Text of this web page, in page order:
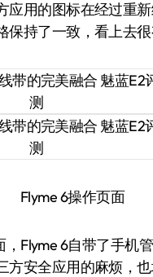
应用的图标在经过重
保持了一致，看上去很
Flyme 6操作页面
Flyme 6自带了手机
方安全应用的麻烦，